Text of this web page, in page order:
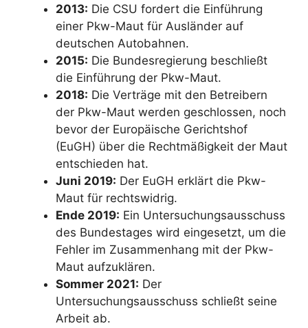
2013: Die CSU fordert die Einführung
einer Pkw-Maut für Ausländer auf
deutschen Autobahnen.
2015: Die Bundesregierung beschließt
die Einführung der Pkw-Maut.
2018: Die Verträge mit den Betreibern
der Pkw-Maut werden geschlossen, noch
bevor der Europäische Gerichtshof
(EuGH) über die Rechtmäßigkeit der Maut
entschieden hat.
Juni 2019: Der EuGH erklärt die Pkw-
Maut für rechtswidrig.
Ende 2019: Ein Untersuchungsausschuss
des Bundestages wird eingesetzt, um die
Fehler im Zusammenhang mit der Pkw-
Maut aufzuklären.
Sommer 2021: Der
Untersuchungsausschuss schließt seine
Arbeit ab.